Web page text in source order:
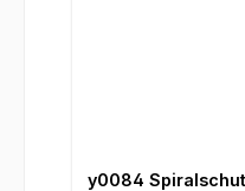
y0084